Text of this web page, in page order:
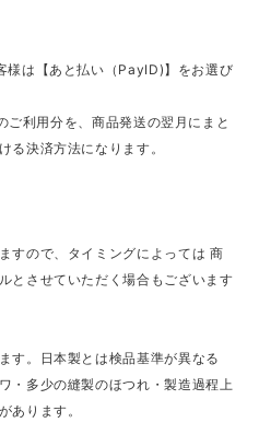
様は【あと払い（PayID)】をお選び
ご利用分を、商品発送の翌月にまと
る決済方法になります。
すので、タイミングによっては 商
とさせていただく場合もございます
す。日本製とは検品基準が異なる
・多少の縫製のほつれ・製造過程上
あります。